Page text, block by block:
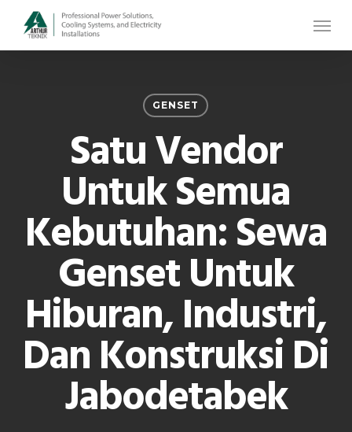
Menu
GENSET
Satu Vendor
Untuk Semua
Kebutuhan: Sewa
Genset Untuk
Hiburan, Industri,
Dan Konstruksi Di
Jabodetabek